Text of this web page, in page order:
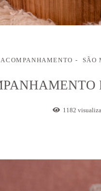
ACOMPANHAMENTO SÃO
1182